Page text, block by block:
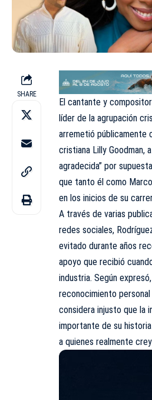
SHARE
El cantante y
líder de la agrupación
arremetió públicamente
cristiana Lilly Goodman,
agradecida” por
que tanto él como
en los inicios de su
A través de varias
redes sociales,
evitado durante años
apoyo que recibió
industria. Según
reconocimiento
considera injusto que la
importante de su
a quienes realmente